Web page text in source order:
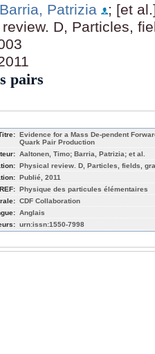
Patrizia
; [et
D, Particles,
pairs
Evidence for a Mass De-pendent
Quark Pair Production
Aaltonen, Timo; Barria, Patrizia; et al.
Physical review. D, Particles, fields,
Publié, 2011
Physique des particules élémentaires
CDF Collaboration
Anglais
urn:issn:1550-7998